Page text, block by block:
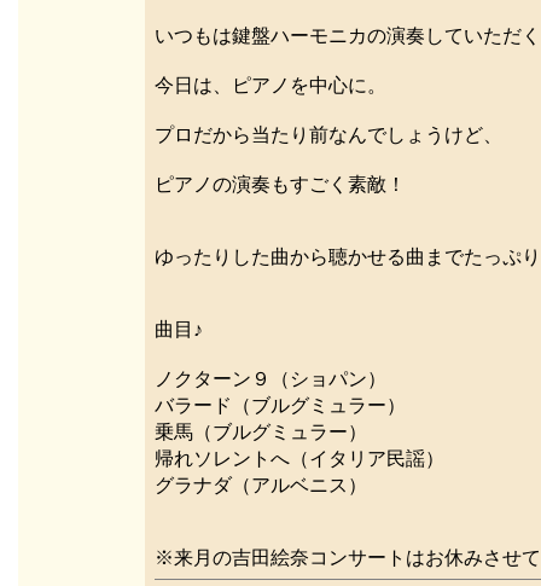
いつもは鍵盤ハーモニカの演奏していただ
今日は、ピアノを中心に。
プロだから当たり前なんでしょうけど、
ピアノの演奏もすごく素敵！
ゆったりした曲から聴かせる曲までたっぷ
曲目♪
ノクターン９（ショパン）
バラード（ブルグミュラー）
乗馬（ブルグミュラー）
帰れソレントへ（イタリア民謡）
グラナダ（アルベニス）
※来月の吉田絵奈コンサートはお休みさせ